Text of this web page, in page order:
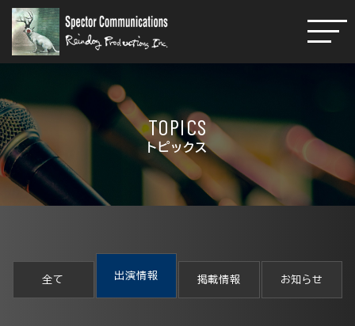
TOPICS
トピックス
全て 出演情報 掲載情報 お知らせ